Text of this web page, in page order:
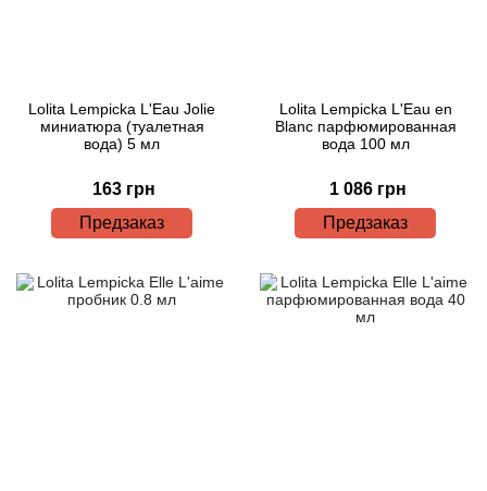
Lolita Lempicka L'Eau Jolie
миниатюра (туалетная
вода) 5 мл
163 грн
Предзаказ
Lolita Lempicka L'Eau en
Blanc парфюмированная
вода 100 мл
1 086 грн
Предзаказ